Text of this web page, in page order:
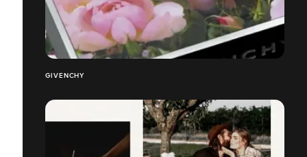
GIVENCHY